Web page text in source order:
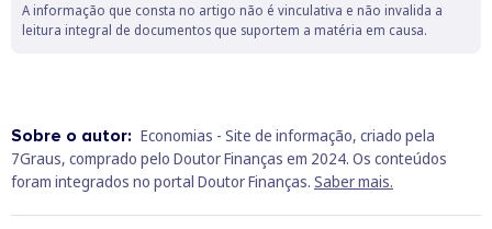
A informação que consta no artigo não é vinculativa e não invalida a
leitura integral de documentos que suportem a matéria em causa.
Sobre o autor: Economias - Site de informação, criado pela
7Graus, comprado pelo Doutor Finanças em 2024. Os conteúdos
foram integrados no portal Doutor Finanças. Saber mais.